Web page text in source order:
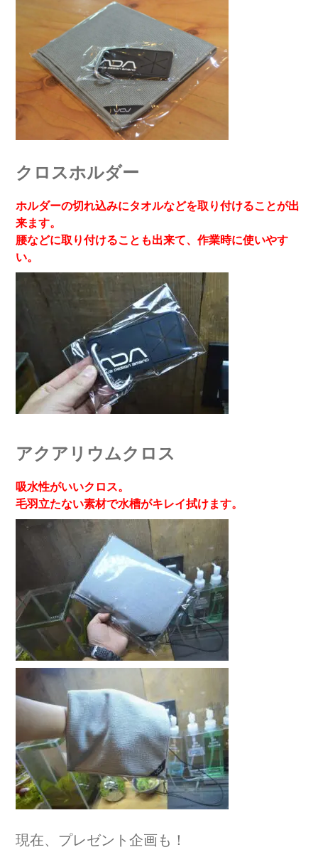
クロスホルダー
ホルダーの切れ込みにタオルなどを取り付けることが出
来ます。
腰などに取り付けることも出来て、作業時に使いやす
い。
アクアリウムクロス
吸水性がいいクロス。
毛羽立たない素材で水槽がキレイ拭けます。
現在、プレゼント企画も！